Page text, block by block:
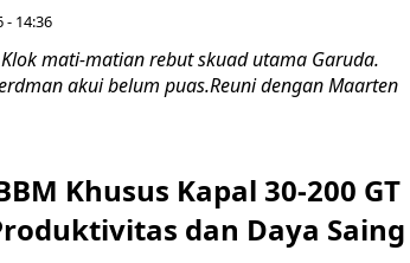
- 14:36
Klok mati-matian rebut skuad utama Garuda.
akui belum puas.Reuni dengan Maarten
Khusus Kapal 30-200 GT
dan Daya Saing